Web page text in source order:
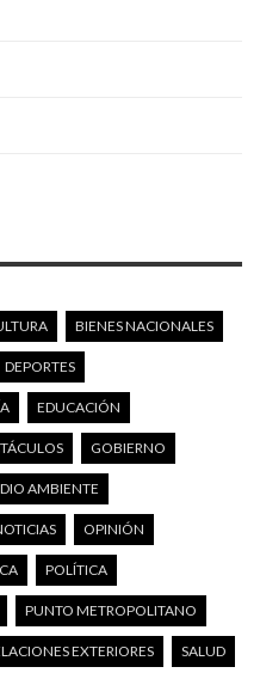
BIENES NACIONALES
DEPORTES
EDUCACIÓN
GOBIERNO
AMBIENTE
OPINIÓN
POLÍTICA
PUNTO METROPOLITANO
EXTERIORES SALUD